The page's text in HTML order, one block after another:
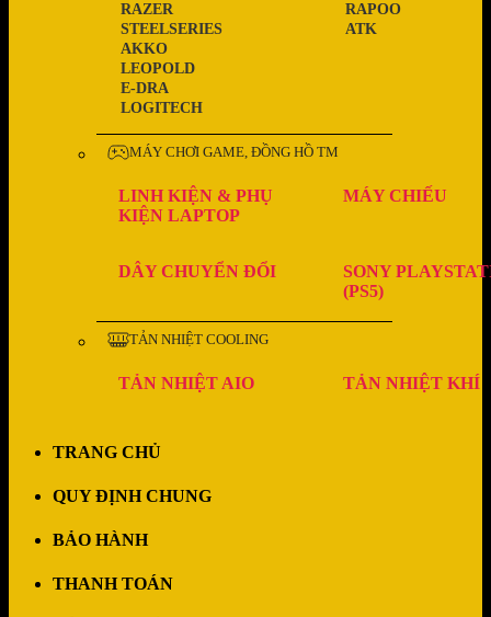
LOGITECH
E-DRA
LEOPOLD
AKKO
STEELSERIES
RAZER
ATK
RAPOO
MÁY CHƠI GAME, ĐỒNG HỒ TM
LINH KIỆN & PHỤ
KIỆN LAPTOP
MÁY CHIẾU
DÂY CHUYỂN ĐỔI
SONY
(PS5)
TẢN NHIỆT COOLING
TẢN NHIỆT AIO TẢN NHIỆT KHÍ
TRANG CHỦ
QUY ĐỊNH CHUNG
BẢO HÀNH
THANH TOÁN